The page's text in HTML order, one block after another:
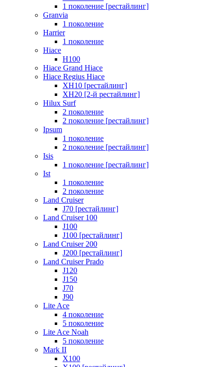
1 поколение [рестайлинг]
Granvia
1 поколение
Harrier
1 поколение
Hiace
H100
Hiace Grand Hiace
Hiace Regius Hiace
XH10 [рестайлинг]
XH20 [2-й рестайлинг]
Hilux Surf
2 поколение
2 поколение [рестайлинг]
Ipsum
1 поколение
2 поколение [рестайлинг]
Isis
1 поколение [рестайлинг]
Ist
1 поколение
2 поколение
Land Cruiser
J70 [рестайлинг]
Land Cruiser 100
J100
J100 [рестайлинг]
Land Cruiser 200
J200 [рестайлинг]
Land Cruiser Prado
J120
J150
J70
J90
Lite Ace
4 поколение
5 поколение
Lite Ace Noah
5 поколение
Mark II
X100